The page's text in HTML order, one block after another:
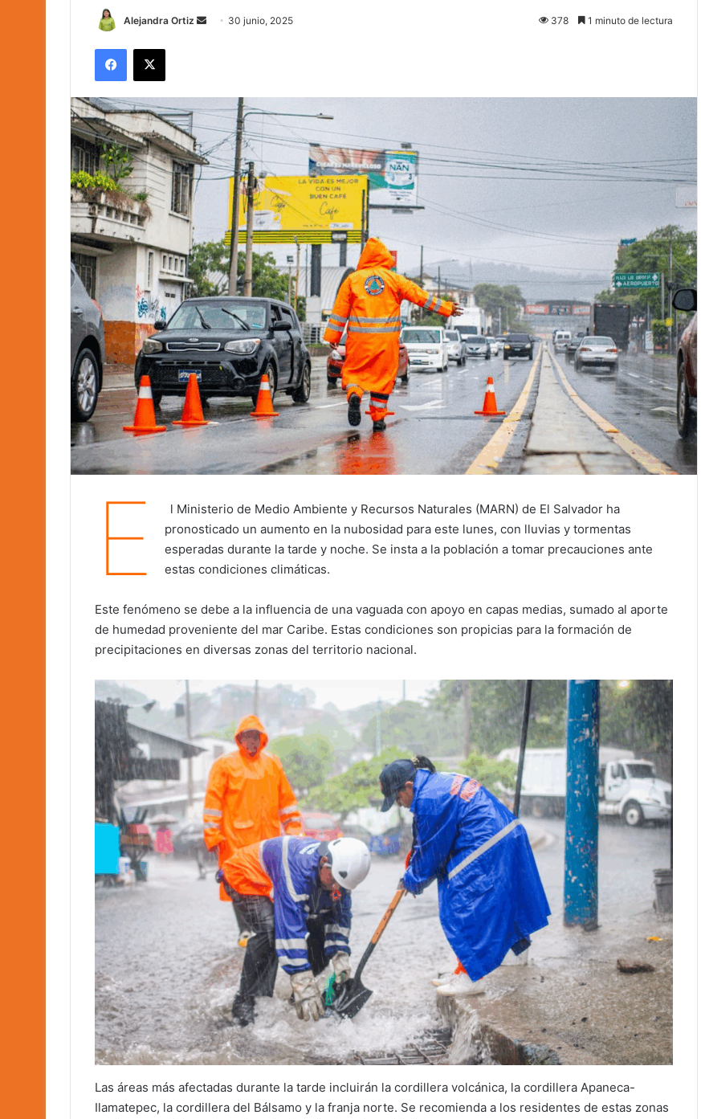
Alejandra Ortiz
Send 30 junio, 2025 378 1 minuto de lectura
Facebook
X
E
l Ministerio de Medio Ambiente y Recursos Naturales (MARN) de El Salvador ha
pronosticado un aumento en la nubosidad para este lunes, con lluvias y tormentas
esperadas durante la tarde y noche. Se insta a la población a tomar precauciones ante
estas condiciones climáticas.
Este fenómeno se debe a la influencia de una vaguada con apoyo en capas medias, sumado al aporte
de humedad proveniente del mar Caribe. Estas condiciones son propicias para la formación de
precipitaciones en diversas zonas del territorio nacional.
Las áreas más afectadas durante la tarde incluirán la cordillera volcánica, la cordillera Apaneca-
Ilamatepec, la cordillera del Bálsamo y la franja norte. Se recomienda a los residentes de estas zonas